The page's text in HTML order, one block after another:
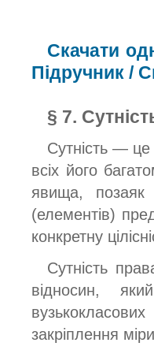
Скачати
Підручник /
§ 7.
Сутність — це
всіх його
явища, позаяк
(елементів)
конкретну
Сутність
відносин,
закріплення